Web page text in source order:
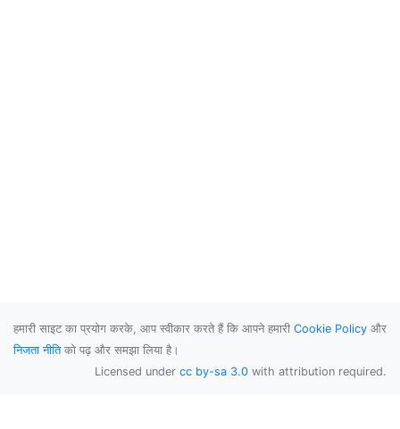
हमारी साइट का प्रयोग करके, आप स्वीकार करते हैं कि आपने हमारी Cookie Policy और
निजता नीतिको पढ़ और समझा लिया है।
Licensed under cc by-sa 3.0 with attribution required.